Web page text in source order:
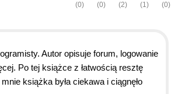
(0)
(1)
(2)
(0)
(0)
Autor opisuje forum, logowanie
Po tej książce z łatwością resztę
książka była ciekawa i ciągnęło